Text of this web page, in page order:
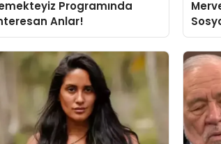
Programında
Anlar!